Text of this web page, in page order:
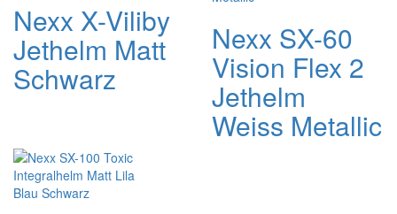
Nexx X-Viliby
Jethelm Matt
Schwarz
Nexx SX-60
Vision Flex 2
Jethelm
Weiss Metallic